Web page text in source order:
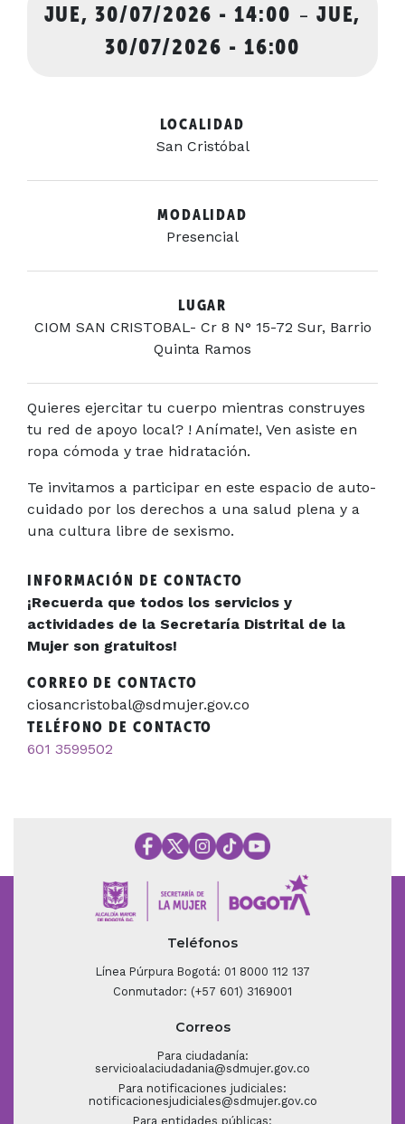
JUE, 30/07/2026 - 14:00 - JUE,
30/07/2026 - 16:00
LOCALIDAD
San Cristóbal
MODALIDAD
Presencial
LUGAR
CIOM SAN CRISTOBAL- Cr 8 N° 15-72 Sur, Barrio
Quinta Ramos
Quieres ejercitar tu cuerpo mientras construyes
tu red de apoyo local? ! Anímate!, Ven asiste en
ropa cómoda y trae hidratación.
Te invitamos a participar en este espacio de auto-
cuidado por los derechos a una salud plena y a
una cultura libre de sexismo.
INFORMACIÓN DE CONTACTO
¡Recuerda que todos los servicios y
actividades de la Secretaría Distrital de la
Mujer son gratuitos!
CORREO DE CONTACTO
ciosancristobal@sdmujer.gov.co
TELÉFONO DE CONTACTO
601 3599502
Teléfonos
Línea Púrpura Bogotá: 01 8000 112 137
Conmutador: (+57 601) 3169001
Correos
Para ciudadanía:
servicioalaciudadania@sdmujer.gov.co
Para notificaciones judiciales:
notificacionesjudiciales@sdmujer.gov.co
Para entidades públicas: